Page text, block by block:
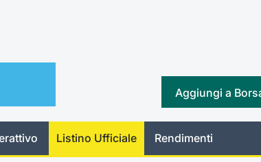
Aggiungi a
Listino Ufficiale Rendimenti